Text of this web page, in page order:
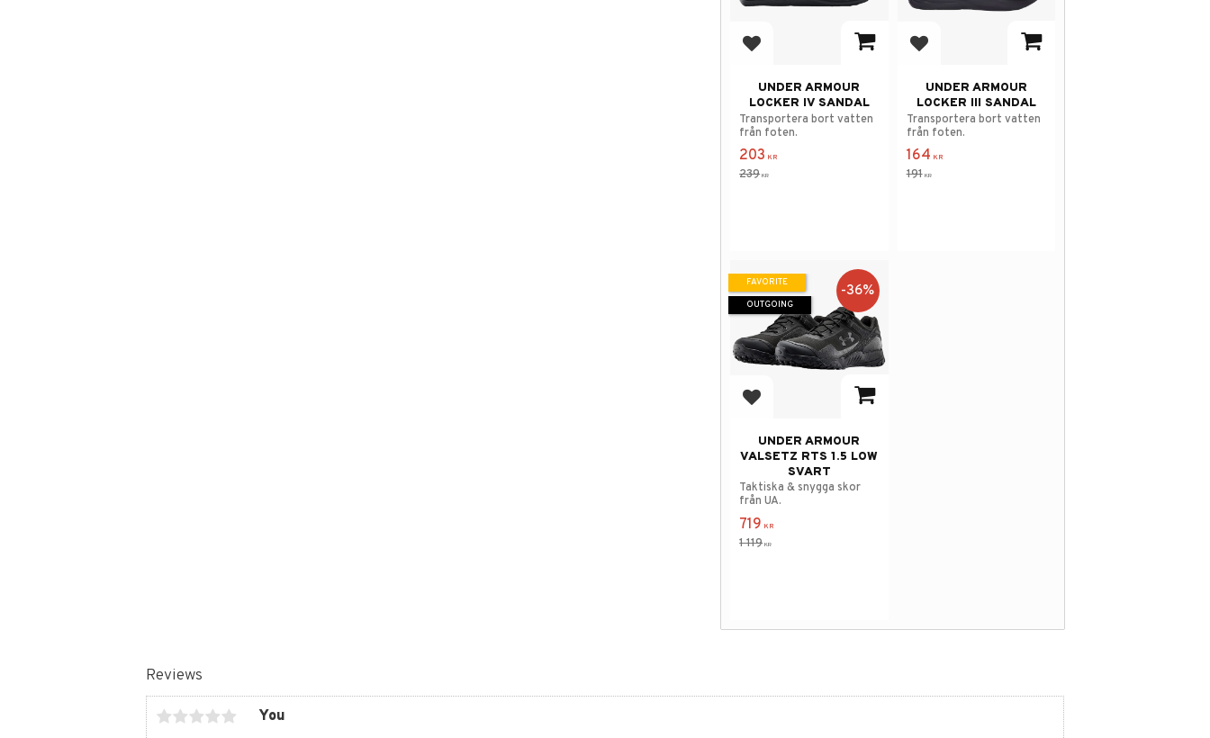
Reviews
You
Add to favorites
UNDER ARMOUR
LOCKER IV SANDAL
Transportera bort vatten
från foten.
203 KR
239KR
Add to favorites
UNDER ARMOUR
LOCKER III SANDAL
Transportera bort vatten
från foten.
164 KR
191KR
Add to favorites
UNDER ARMOUR
VALSETZ RTS 1.5 LOW
SVART
Taktiska & snygga skor
från UA.
719 KR
1 119KR
36%
FAVORITE
OUTGOING